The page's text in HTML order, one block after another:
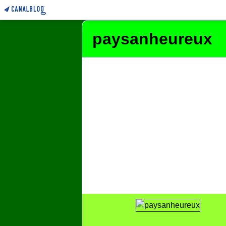
paysanheureux